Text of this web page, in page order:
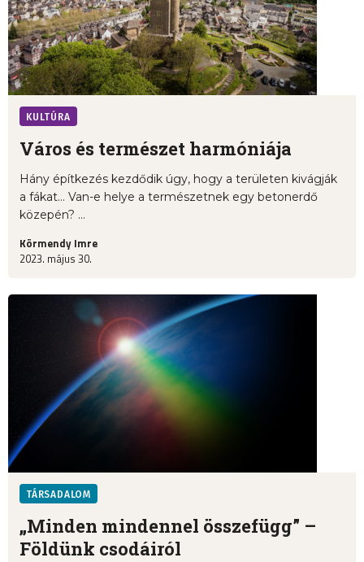
KULTÚRA
Város és természet harmóniája
Hány építkezés kezdődik úgy, hogy a területen kivágják
a fákat… Van-e helye a természetnek egy betonerdő
közepén? ...
Körmendy Imre
2023. május 30.
TÁRSADALOM
„Minden mindennel összefügg” –
Földünk csodáiról